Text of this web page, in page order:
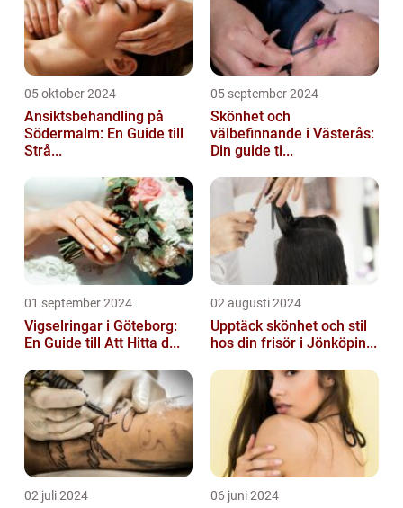
05 oktober 2024
Ansiktsbehandling på
Södermalm: En Guide till
Strå...
05 september 2024
Skönhet och
välbefinnande i Västerås:
Din guide ti...
01 september 2024
Vigselringar i Göteborg:
En Guide till Att Hitta d...
02 augusti 2024
Upptäck skönhet och stil
hos din frisör i Jönköpin...
02 juli 2024 06 juni 2024